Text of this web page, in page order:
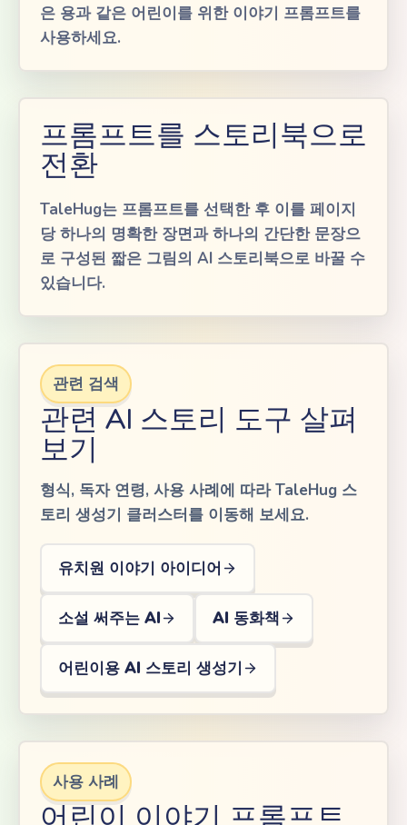
은 용과 같은 어린이를 위한 이야기 ​​프롬프트를
사용하세요.
프롬프트를 스토리북으로
전환
TaleHug는 프롬프트를 선택한 후 이를 페이지
당 하나의 명확한 장면과 하나의 간단한 문장으
로 구성된 짧은 그림의 AI 스토리북으로 바꿀 수
있습니다.
관련 검색
관련 AI 스토리 도구 살펴
보기
형식, 독자 연령, 사용 사례에 따라 TaleHug 스
토리 생성기 클러스터를 이동해 보세요.
유치원 이야기 아이디어
소설 써주는 AI AI 동화책
어린이용 AI 스토리 생성기
사용 사례
어린이 이야기 프롬프트